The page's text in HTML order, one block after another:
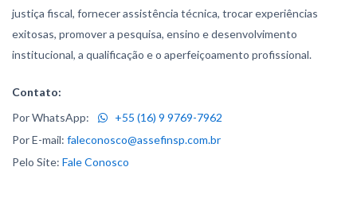
justiça fiscal, fornecer assistência técnica, trocar experiências
exitosas, promover a pesquisa, ensino e desenvolvimento
institucional, a qualificação e o aperfeiçoamento profissional.
Contato:
Por WhatsApp:
+55 (16) 9 9769-7962
Por E-mail: faleconosco@assefinsp.com.br
Pelo Site: Fale Conosco